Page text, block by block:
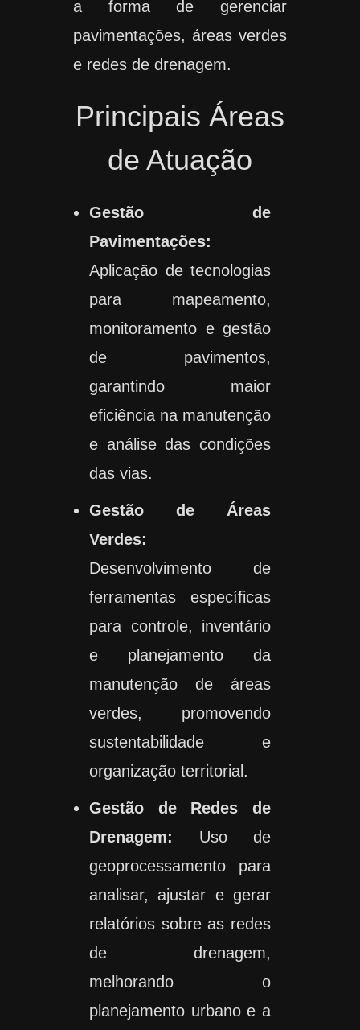
a forma de gerenciar
pavimentações, áreas verdes
e redes de drenagem.
Principais Áreas
de Atuação
Gestão de
Pavimentações:
Aplicação de tecnologias
para mapeamento,
monitoramento e gestão
de pavimentos,
garantindo maior
eficiência na manutenção
e análise das condições
das vias.
Gestão de Áreas
Verdes:
Desenvolvimento de
ferramentas específicas
para controle, inventário
e planejamento da
manutenção de áreas
verdes, promovendo
sustentabilidade e
organização territorial.
Gestão de Redes de
Drenagem: Uso de
geoprocessamento para
analisar, ajustar e gerar
relatórios sobre as redes
de drenagem,
melhorando o
planejamento urbano e a